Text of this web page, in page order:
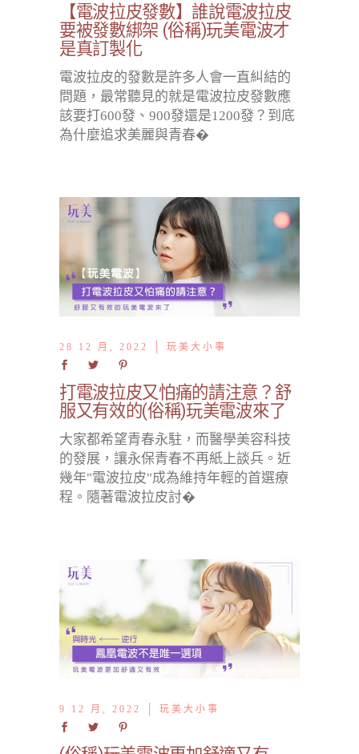
【電波拉皮發數】誰說電波拉皮
要被發數綁架 (俗稱)玩美電波才
是真訂製化
電波拉皮的發數是許多人會一直糾結的
問題，最常聽見的就是電波拉皮發數應
該要打600發、900發還是1200發？到底
為什麼追求美麗與青春�
28 12 月, 2022 玩美大小事
打電波拉皮又怕痛的請注意？舒
服又有效的(俗稱)玩美電波來了
大家都希望青春永駐，而醫學美容科技
的發展，讓永保青春不再紙上談兵。近
幾年"電波拉皮"成為維持年輕的首選療
程。隨著電波拉皮討�
9 12 月, 2022 玩美大小事